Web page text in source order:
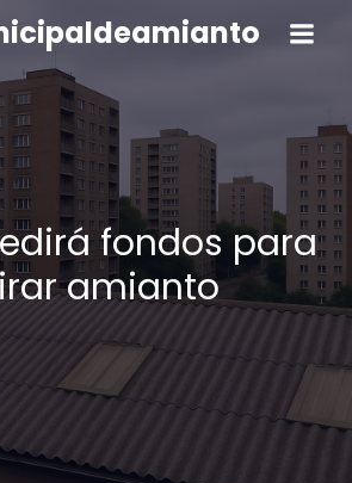
fondos para
amianto